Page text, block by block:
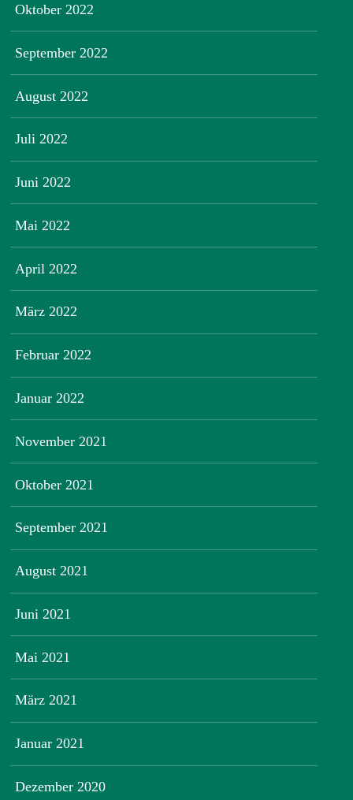
Oktober 2022
September 2022
August 2022
Juli 2022
Juni 2022
Mai 2022
April 2022
März 2022
Februar 2022
Januar 2022
November 2021
Oktober 2021
September 2021
August 2021
Juni 2021
Mai 2021
März 2021
Januar 2021
Dezember 2020